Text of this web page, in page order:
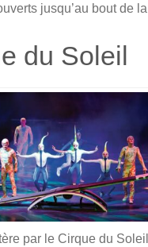
jusqu’au bout de
du Soleil
par le Cirque du Soleil